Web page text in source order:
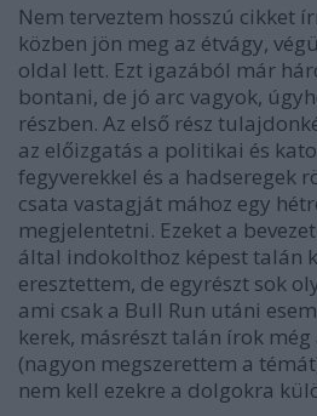
Nem terveztem hosszú cikket
közben jön meg az étvágy,
oldal lett. Ezt igazából már
bontani, de jó arc vagyok,
részben. Az első rész
az előizgatás a politikai és
fegyverekkel és a hadseregek
csata vastagját mához egy
megjelentetni. Ezeket a
által indokolthoz képest talán
eresztettem, de egyrészt sok
ami csak a Bull Run utáni
kerek, másrészt talán írok
(nagyon megszerettem a
nem kell ezekre a dolgokra